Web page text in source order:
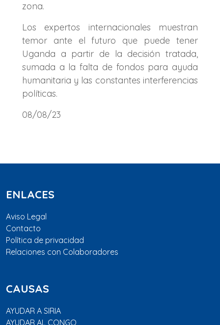
zona.
Los expertos internacionales muestran
temor ante el futuro que puede tener
Uganda a partir de la decisión tratada,
sumada a la falta de fondos para ayuda
humanitaria y las constantes interferencias
políticas.
08/08/23
ENLACES
Aviso Legal
Contacto
Política de privacidad
Relaciones con Colaboradores
CAUSAS
AYUDAR A SIRIA
AYUDAR AL CONGO